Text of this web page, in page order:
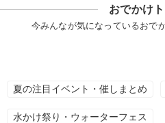
おでかけ
今みんなが気になっているおで
夏の注目イベント・催しまとめ
水かけ祭り・ウォーターフェス